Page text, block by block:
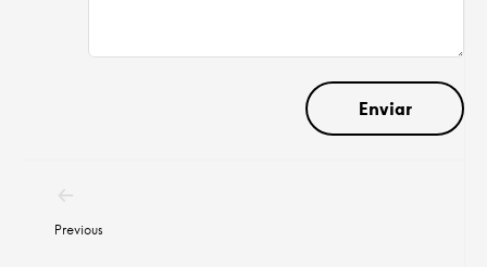
por
entradas
Previous